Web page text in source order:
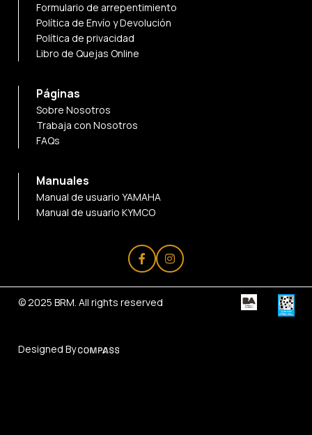
Formulario de arrepentimiento
Política de Envío y Devolución
Política de privacidad
Libro de Quejas Online
Páginas
Sobre Nosotros
Trabaja con Nosotros
FAQs
Manuales
Manual de usuario YAMAHA
Manual de usuario KYMCO
© 2025 BRM . All rights reserved
Designed By